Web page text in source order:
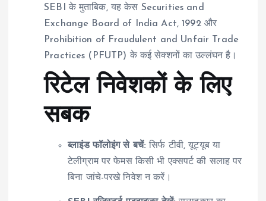
SEBI के मुताबिक, यह केस Securities and
Exchange Board of India Act, 1992 और
Prohibition of Fraudulent and Unfair Trade
Practices (PFUTP) के कई सेक्शनों का उल्लंघन है।
रिटेल निवेशकों के लिए
सबक
ब्लाइंड फॉलोइंग से बचें: सिर्फ टीवी, यूट्यूब या
टेलीग्राम पर फेमस किसी भी एक्सपर्ट की सलाह पर
बिना जांचे-परखे निवेश न करें।